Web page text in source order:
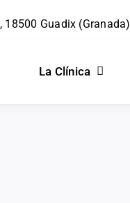
Guadix (Granada)
La Clínica